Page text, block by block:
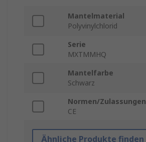
Mantelmaterial
Polyvinylchlorid
Serie
MXTMMHQ
Mantelfarbe
Schwarz
Normen/Zulassungen
CE
Ähnliche Produkte finden